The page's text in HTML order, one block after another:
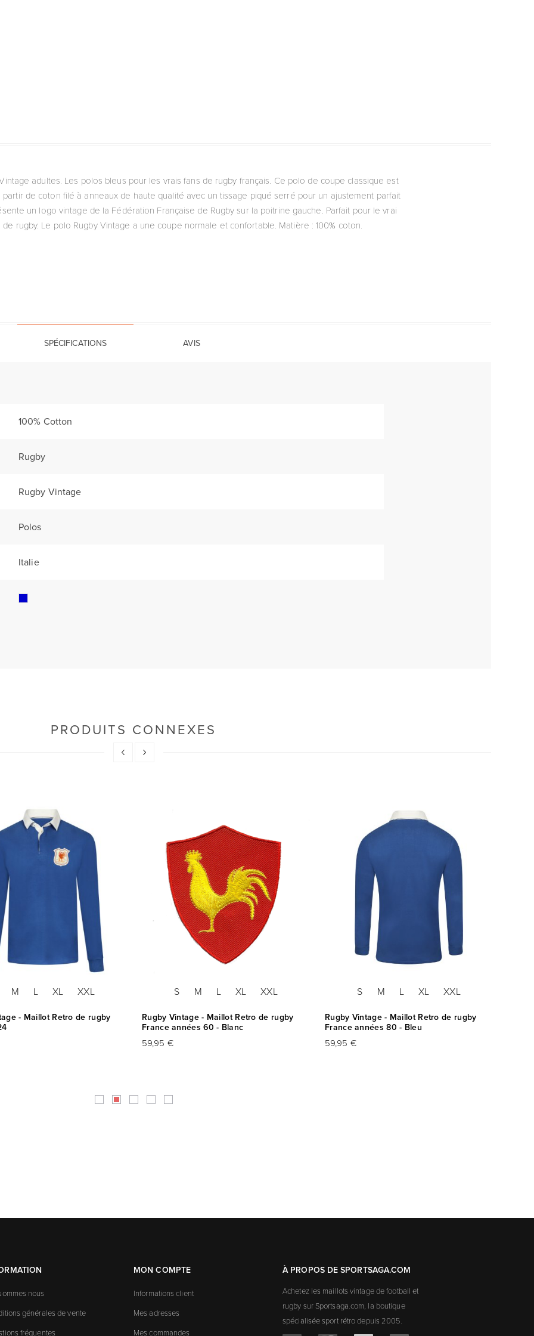
adultes. Les polos bleus pour les vrais fans de rugby français. Ce polo de coupe classique est
de coton filé à anneaux de haute qualité avec un tissage piqué serré pour un ajustement parfait
un logo vintage de la Fédération Française de Rugby sur la poitrine gauche. Parfait pour le vrai
rugby. Le polo Rugby Vintage a une coupe normale et confortable. Matière : 100% coton.
SPÉCIFICATIONS AVIS
100% Cotton
Rugby
Rugby Vintage
Polos
Italie
PRODUITS CONNEXES
M L XL XXL
- Maillot Retro de rugby
S M L XL XXL
Rugby Vintage - Maillot Retro de rugby
France années 60 - Blanc
59,95 €
S M L XL XXL
Rugby Vintage - Maillot Retro de rugby
France années 80 - Bleu
59,95 €
nous
générales de vente
fréquentes
MON COMPTE
Informations client
Mes adresses
Mes commandes
À PROPOS DE SPORTSAGA.COM
Achetez les maillots vintage de football et
rugby sur Sportsaga.com, la boutique
spécialisée sport rétro depuis 2005.